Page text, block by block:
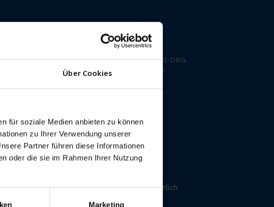
Über Cookies
für soziale Medien anbieten zu können
zu Ihrer Verwendung unserer
Partner führen diese Informationen
oder die sie im Rahmen Ihrer Nutzung
Marketing
in den Bereichen GOÄ, UV GOÄ und Hybrid-DRG.
die Zuverlässigkeit ihrer persönlichen PVS
ihrer ärztlichen Honorarforderungen.
2.9
Millionen Abrechnungen jährlich